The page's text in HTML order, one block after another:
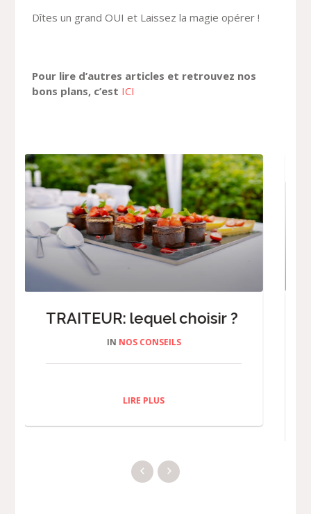
Dîtes un grand OUI et Laissez la magie opérer !
Pour lire d’autres articles et retrouvez nos
bons plans, c’est ICI
Laboxphoto… la borne
photo INDISPENSABLE !
INLES BONS PLANS